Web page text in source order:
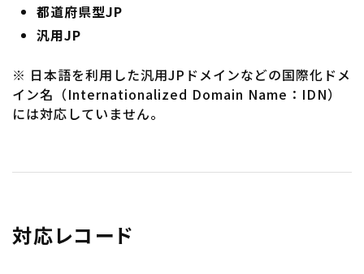
都道府県型JP
汎用JP
※ 日本語を利用した汎用JPドメインなどの国際化ドメ
イン名（Internationalized Domain Name：IDN）
には対応していません。
対応レコード